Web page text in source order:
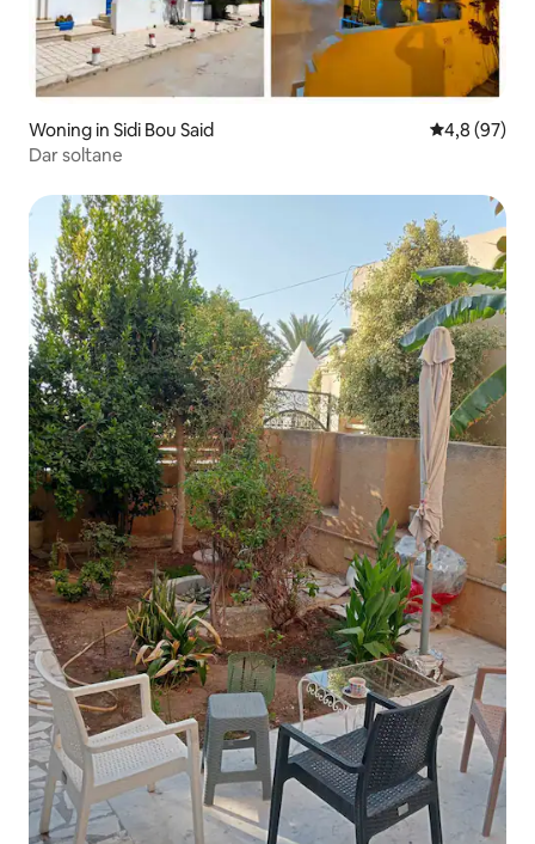
Woning in Sidi Bou Said Gemiddelde
4,8 (97)
Dar soltane